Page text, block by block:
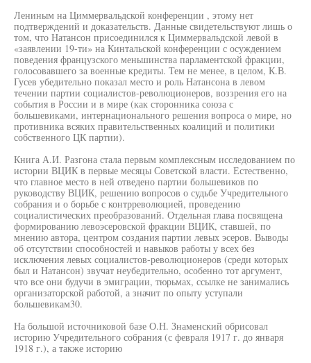
Лениным на Циммервальдской конференции , этому нет
подтверждений и доказательств. Данные свидетельствуют лишь о
том, что Натансон присоединился к Циммервальдской левой в
«заявлении 19-ти» на Кинтальской конференции с осуждением
поведения французского меньшинства парламентской фракции,
голосовавшего за военные кредиты. Тем не менее, в целом, К.В.
Гусев убедительно показал место и роль Натансона в левом
течении партии социалистов-революционеров, воззрения его на
события в России и в мире (как сторонника союза с
большевиками, интернационального решения вопроса о мире, но
противника всяких правительственных коалиций и политики
собственного ЦК партии).
Книга А.И. Разгона стала первым комплексным исследованием по
истории ВЦИК в первые месяцы Советской власти. Естественно,
что главное место в ней отведено партии большевиков по
руководству ВЦИК, решению вопросов о судьбе Учредительного
собрания и о борьбе с контрреволюцией, проведению
социалистических преобразований. Отдельная глава посвящена
формированию левоэсеровской фракции ВЦИК, ставшей, по
мнению автора, центром создания партии левых эсеров. Выводы
об отсутствии способностей и навыков работы у всех без
исключения левых социалистов-революционеров (среди которых
был и Натансон) звучат неубедительно, особенно тот аргумент,
что все они будучи в эмиграции, тюрьмах, ссылке не занимались
организаторской работой, а значит по опыту уступали
большевикам30.
На большой источниковой базе О.Н. Знаменский обрисовал
историю Учредительного собрания (с февраля 1917 г. до января
1918 г.), а также историю